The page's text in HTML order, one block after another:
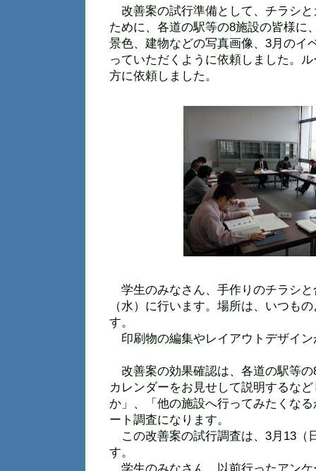
改善案の試行準備として、チラシ
ために、各道の駅等の8施設の皆様に
景色、建物などの写真画像、3月のイ
っていただくように依頼しました。
方に依頼しました。
学生のみなさん、手作りのチラシ
（水）に行います。場所は、いつも
す。
印刷物の編集やレイアウトデザイ
改善案の効果確認は、各道の駅等
カレンダーをお見せして説明するな
か」、「他の施設へ行ってみたくな
ート調査になります。
この改善案の試行調査は、3月13（
す。